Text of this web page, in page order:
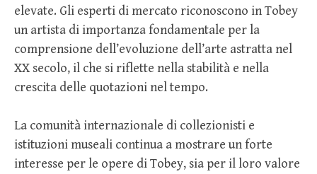
elevate. Gli esperti di mercato riconoscono in Tobey
un artista di importanza fondamentale per la
comprensione dell’evoluzione dell’arte astratta nel
XX secolo, il che si riflette nella stabilità e nella
crescita delle quotazioni nel tempo.
La comunità internazionale di collezionisti e
istituzioni museali continua a mostrare un forte
interesse per le opere di Tobey, sia per il loro valore